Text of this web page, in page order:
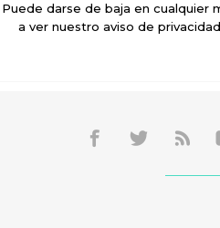
Puede darse de baja en cualquier
a ver nuestro aviso de